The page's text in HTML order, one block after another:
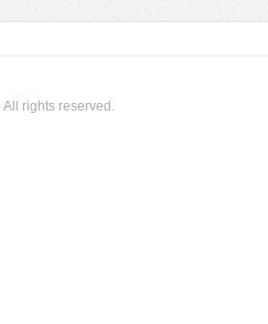
All rights reserved.